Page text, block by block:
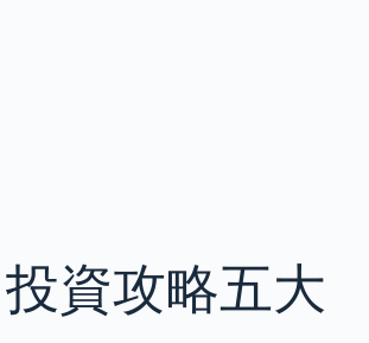
資攻略五大